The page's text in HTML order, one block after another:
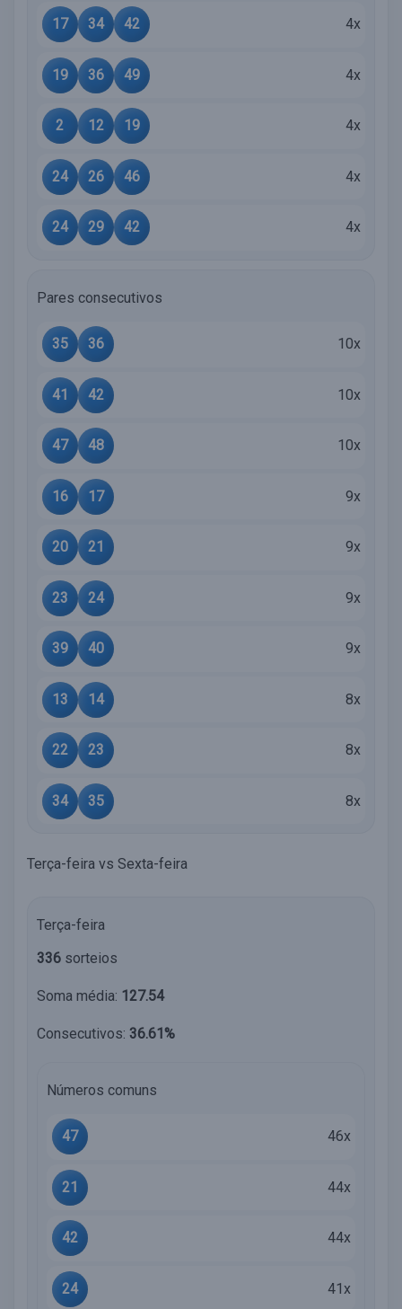
17 34 42 4x
19 36 49 4x
2 12 19 4x
24 26 46 4x
24 29 42 4x
Pares consecutivos
35 36 10x
41 42 10x
47 48 10x
16 17 9x
20 21 9x
23 24 9x
39 40 9x
13 14 8x
22 23 8x
34 35 8x
Terça-feira vs Sexta-feira
Terça-feira
336 sorteios
Soma média: 127.54
Consecutivos: 36.61%
Números comuns
47 46x
21 44x
42 44x
24 41x